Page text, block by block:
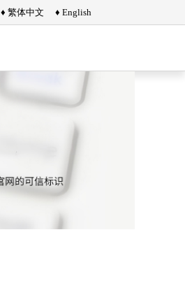
♦ 繁体中文 ♦ English